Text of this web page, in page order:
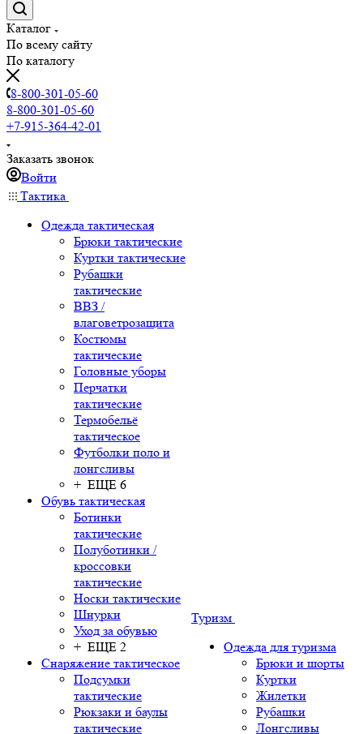
Каталог
По всему сайту
По каталогу
8-800-301-05-60
8-800-301-05-60
+7-915-364-42-01
Заказать звонок
Войти
Тактика
Одежда тактическая
Брюки тактические
Куртки тактические
Рубашки
тактические
ВВЗ /
влаговетрозащита
Костюмы
тактические
Головные уборы
Перчатки
тактические
Термобельё
тактическое
Футболки поло и
лонгсливы
+ ЕЩЕ 6
Обувь тактическая
Ботинки
тактические
Полуботинки /
кроссовки
тактические
Носки тактические
Шнурки
Уход за обувью
+ ЕЩЕ 2
Снаряжение тактическое
Подсумки
тактические
Рюкзаки и баулы
тактические
Туризм
Одежда для туризма
Брюки и шорты
Куртки
Жилетки
Рубашки
Лонгсливы